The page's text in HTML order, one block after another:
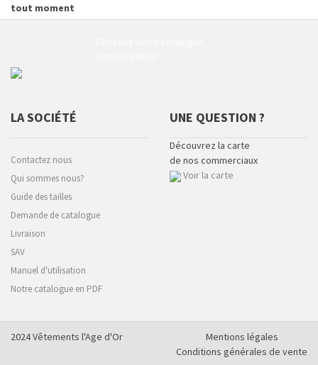
tout moment
LA SOCIÉTÉ
Contactez nous
Qui sommes nous?
Guide des tailles
Demande de catalogue
Livraison
SAV
Manuel d'utilisation
Notre catalogue en PDF
UNE QUESTION ?
Découvrez la carte
de nos commerciaux
Voir la carte
2024 Vêtements l'Age d'Or
Mentions légales
Conditions générales de vente